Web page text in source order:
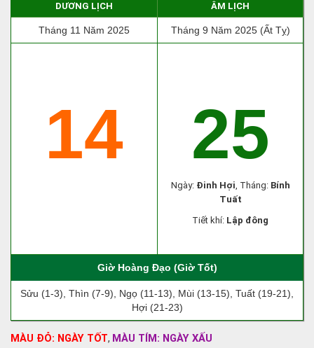
DƯƠNG LỊCH ÂM LỊCH
Tháng 11 Năm 2025 Tháng 9 Năm 2025 (Ất Tỵ)
14 25
Ngày: Đinh Hợi, Tháng: Bính
Tuất
Tiết khí: Lập đông
Giờ Hoàng Đạo (Giờ Tốt)
Sửu (1-3), Thìn (7-9), Ngọ (11-13), Mùi (13-15), Tuất (19-21),
Hợi (21-23)
MÀU ĐỎ: NGÀY TỐT, MÀU TÍM: NGÀY XẤU